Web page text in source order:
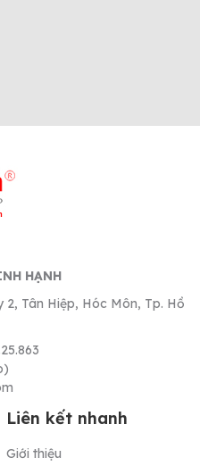
HẠNH
2, Tân Hiệp, Hóc Môn, Tp. Hồ
Liên kết nhanh
Giới thiệu